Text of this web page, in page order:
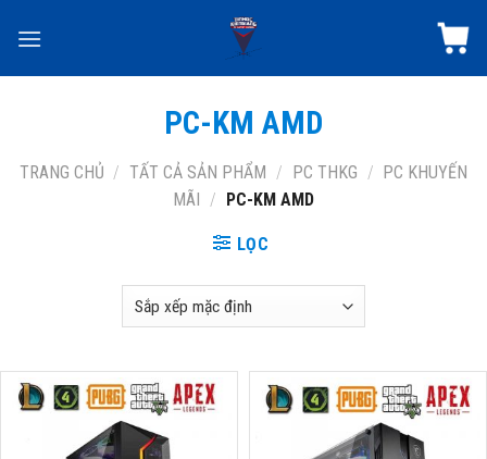
PC-KM AMD
TRANG CHỦ / TẤT CẢ SẢN PHẨM / PC THKG /
PC KHUYẾN
MÃI
/ PC-KM AMD
LỌC